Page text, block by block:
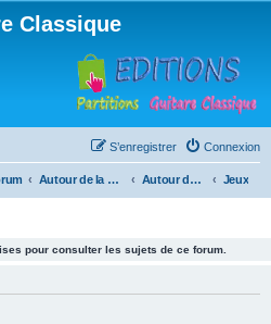
Classique
Connexion
S’enregistrer
Autour de la machine à café Autour de la machine à café Jeux
pour consulter les sujets de ce forum.